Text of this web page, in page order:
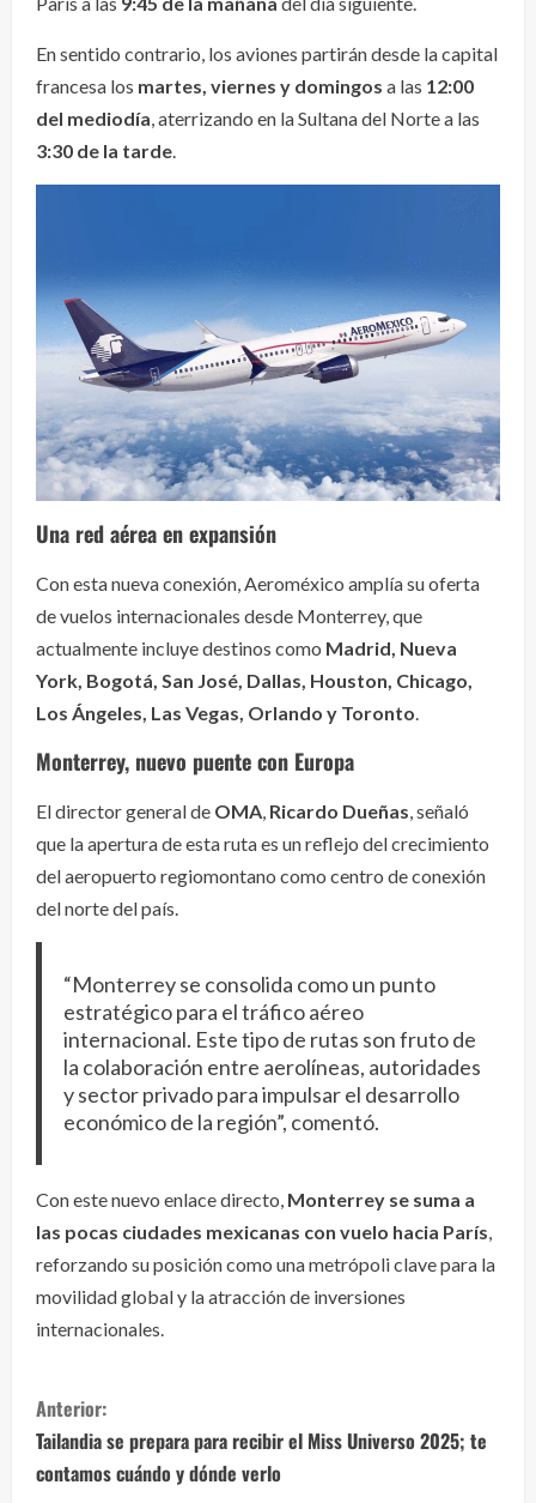
En sentido contrario, los aviones partirán desde la capital
francesa los martes, viernes y domingos a las 12:00
del mediodía, aterrizando en la Sultana del Norte a las
3:30 de la tarde.
Una red aérea en expansión
Con esta nueva conexión, Aeroméxico amplía su oferta
de vuelos internacionales desde Monterrey, que
actualmente incluye destinos como Madrid, Nueva
York, Bogotá, San José, Dallas, Houston, Chicago,
Los Ángeles, Las Vegas, Orlando y Toronto.
Monterrey, nuevo puente con Europa
El director general de OMA, Ricardo Dueñas, señaló
que la apertura de esta ruta es un reflejo del crecimiento
del aeropuerto regiomontano como centro de conexión
del norte del país.
“Monterrey se consolida como un punto
estratégico para el tráfico aéreo
internacional. Este tipo de rutas son fruto de
la colaboración entre aerolíneas, autoridades
y sector privado para impulsar el desarrollo
económico de la región”, comentó.
Con este nuevo enlace directo, Monterrey se suma a
las pocas ciudades mexicanas con vuelo hacia París,
reforzando su posición como una metrópoli clave para la
movilidad global y la atracción de inversiones
internacionales.
S
i
Anterior:
Tailandia se prepara para recibir el Miss Universo 2025; te
contamos cuándo y dónde verlo